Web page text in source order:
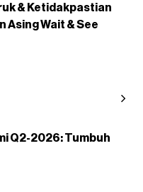
& Ketidakpastian
Asing Wait & See
Q2-2026: Tumbuh